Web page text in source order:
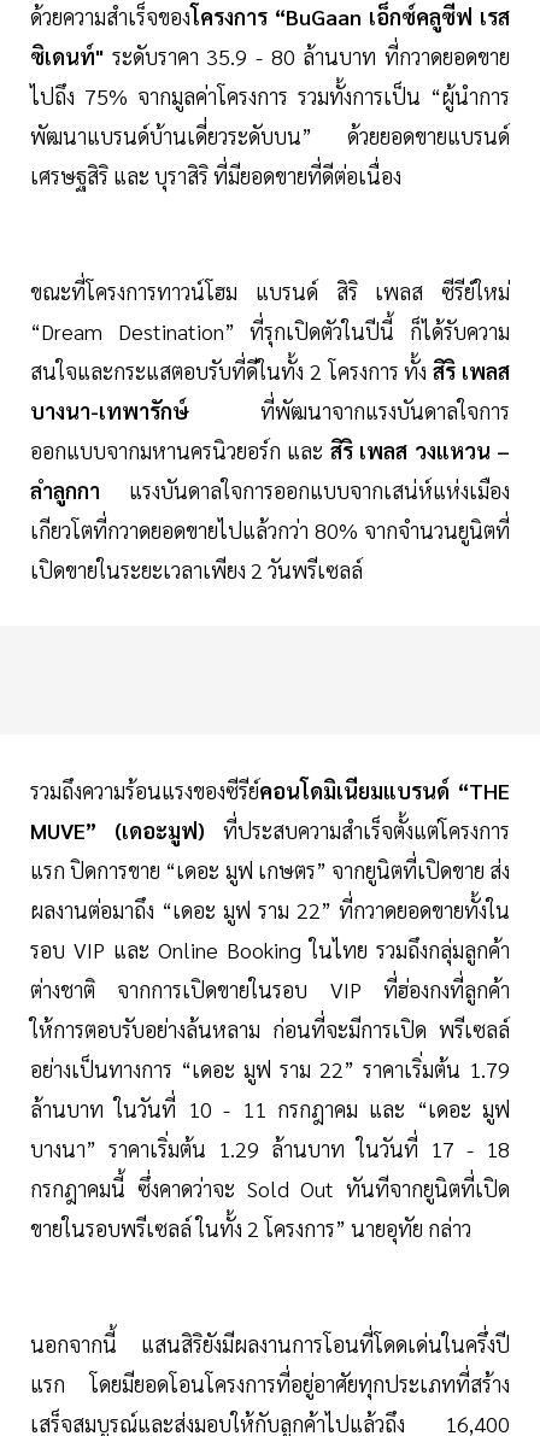
ด้วยความสำเร็จของโครงการ “BuGaan เอ็กซ์คลูซีฟ เรส
ซิเดนท์" ระดับราคา 35.9 - 80 ล้านบาท ที่กวาดยอดขาย
ไปถึง 75% จากมูลค่าโครงการ รวมทั้งการเป็น “ผู้นำการ
พัฒนาแบรนด์บ้านเดี่ยวระดับบน” ด้วยยอดขายแบรนด์
เศรษฐสิริ และ บุราสิริ ที่มียอดขายที่ดีต่อเนื่อง
ขณะที่โครงการทาวน์โฮม แบรนด์ สิริ เพลส ซีรีย์ใหม่
“Dream Destination” ที่รุกเปิดตัวในปีนี้ ก็ได้รับความ
สนใจและกระแสตอบรับที่ดีในทั้ง 2 โครงการ ทั้งสิริ เพลส
บางนา-เทพารักษ์ ที่พัฒนาจากแรงบันดาลใจการ
ออกแบบจากมหานครนิวยอร์ก และ สิริ เพลส วงแหวน –
ลำลูกกา แรงบันดาลใจการออกแบบจากเสน่ห์แห่งเมือง
เกียวโตที่กวาดยอดขายไปแล้วกว่า 80% จากจำนวนยูนิตที่
เปิดขายในระยะเวลาเพียง 2 วันพรีเซลล์
รวมถึงความร้อนแรงของซีรีย์คอนโดมิเนียมแบรนด์ “THE
MUVE” (เดอะมูฟ) ที่ประสบความสำเร็จตั้งแต่โครงการ
แรก ปิดการขาย “เดอะ มูฟ เกษตร” จากยูนิตที่เปิดขาย ส่ง
ผลงานต่อมาถึง “เดอะ มูฟ ราม 22” ที่กวาดยอดขายทั้งใน
รอบ VIP และ Online Booking ในไทย รวมถึงกลุ่มลูกค้า
ต่างชาติ จากการเปิดขายในรอบ VIP ที่ฮ่องกงที่ลูกค้า
ให้การตอบรับอย่างล้นหลาม ก่อนที่จะมีการเปิด พรีเซลล์
อย่างเป็นทางการ “เดอะ มูฟ ราม 22” ราคาเริ่มต้น 1.79
ล้านบาท ในวันที่ 10 - 11 กรกฎาคม และ “เดอะ มูฟ
บางนา” ราคาเริ่มต้น 1.29 ล้านบาท ในวันที่ 17 - 18
กรกฎาคมนี้ ซึ่งคาดว่าจะ Sold Out ทันทีจากยูนิตที่เปิด
ขายในรอบพรีเซลล์ ในทั้ง 2 โครงการ” นายอุทัย กล่าว
นอกจากนี้ แสนสิริยังมีผลงานการโอนที่โดดเด่นในครึ่งปี
แรก โดยมียอดโอนโครงการที่อยู่อาศัยทุกประเภทที่สร้าง
เสร็จสมบูรณ์และส่งมอบให้กับลูกค้าไปแล้วถึง 16,400